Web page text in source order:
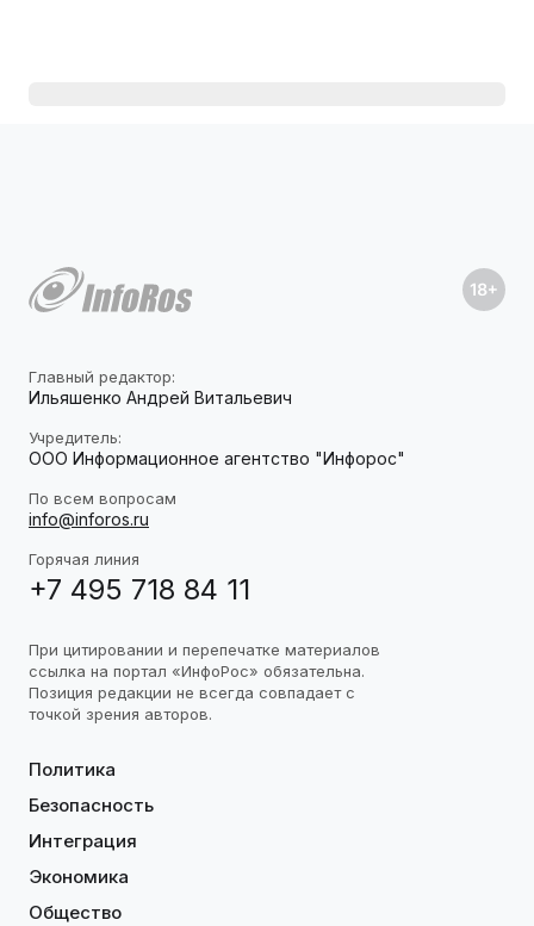
Главный редактор:
Ильяшенко Андрей Витальевич
Учредитель:
ООО Информационное агентство "Инфорос"
По всем вопросам
info@inforos.ru
Горячая линия
+7 495 718 84 11
При цитировании и перепечатке материалов
ссылка на портал «ИнфоРос» обязательна.
Позиция редакции не всегда совпадает с
точкой зрения авторов.
Политика
Безопасность
Интеграция
Экономика
Общество